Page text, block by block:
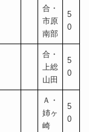
合・
市原
南部
5
0
合・
上総
山田
5
0
Ａ・
姉ヶ
崎
5
0